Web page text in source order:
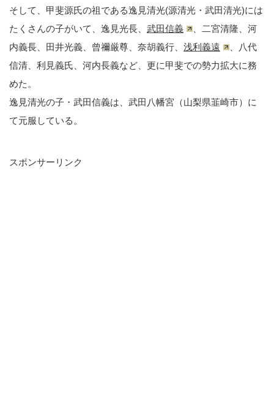
そして、甲斐源氏の祖である逸見清光(源清光・武田清光)には
たくさんの子がいて、逸見光長、 武田信義
、二宮清隆、河
内義長、田井光義、曾禰厳尊、奈胡義行、 浅利義遠
、八代
信清、利見義氏、河内長義など、更に甲斐での勢力拡大に務
めた。
逸見清光の子・武田信義は、武田八幡宮（山梨県韮崎市）に
て元服している。
スポンサーリンク